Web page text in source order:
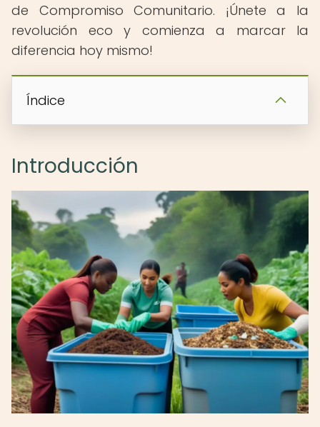
de Compromiso Comunitario. ¡Únete a la
revolución eco y comienza a marcar la
diferencia hoy mismo!
Índice
Introducción